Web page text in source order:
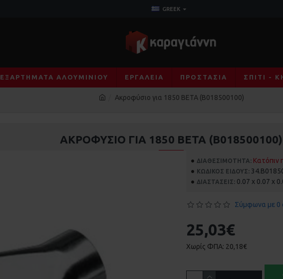
GREEK
ΕΞΑΡΤΉΜΑΤΑ ΑΛΟΥΜΙΝΊΟΥ ΕΡΓΑΛΕΊΑ ΠΡΟΣΤΑΣΊΑ ΣΠΊΤΙ -
Ακροφύσιο για 1850 BETA (Β018500100)
ΑΚΡΟΦΎΣΙΟ ΓΙΑ 1850 BETA (Β018500100)
ΔΙΑΘΕΣΙΜΌΤΗΤΑ: Κατόπιν
ΚΩΔΙΚΌΣ ΕΊΔΟΥΣ:
ΔΙΑΣΤΆΣΕΙΣ: 0.07 x 0.07 x
Σύμφωνα με 0
25,03€
Χωρίς ΦΠΑ: 20,18€